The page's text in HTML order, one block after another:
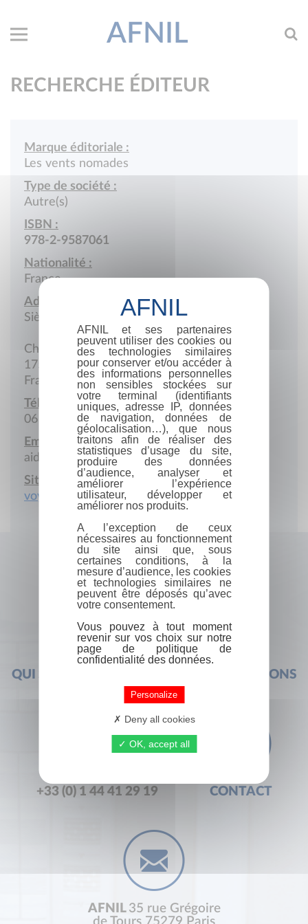
AFNIL
RECHERCHE ÉDITEUR
Marque éditoriale :
Les vents nomades
Type de société :
Autre(s)
ISBN :
978-2-9587061
Nationalité :
France
Adresse :
Siège social
Chez Fragneau
17500 Jonzac
France
Téléphone portable :
06 27 73 57 81
Email :
aidart.lucie@gmail.com
Site Internet :
voyagesetvagabondages.com
QUI SOMMES-NOUS ? FOIRE AUX QUESTIONS
+33 (0) 1 44 41 29 19 CONTACT
AFNIL 35 rue Grégoire
AFNIL et ses partenaires
peuvent utiliser des cookies ou
des technologies similaires
pour conserver et/ou accéder à
des informations personnelles
non sensibles stockées sur
votre terminal (identifiants
uniques, adresse IP, données
de navigation, données de
géolocalisation…), que nous
traitons afin de réaliser des
statistiques d’usage du site,
produire des données
d’audience, analyser et
améliorer l’expérience
utilisateur, développer et
améliorer nos produits.
A l’exception de ceux
nécessaires au fonctionnement
du site ainsi que, sous
certaines conditions, à la
mesure d’audience, les cookies
et technologies similaires ne
peuvent être déposés qu’avec
votre consentement.
Vous pouvez à tout moment
revenir sur vos choix sur notre
page de politique de
confidentialité des données.
Personalize
Deny all cookies
OK, accept all